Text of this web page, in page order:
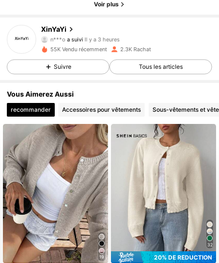
Voir plus
XinYaYi
n***o a suivi Il y a 3 heures
d***o est en train de naviguer
4.64 1.1K Suiveurs
4.64 1.1K Suiveurs
4.64 1.1K Suiveurs
4.64 1.1K Suiveurs
55K Vendu récemment 2.3K Rachat
Suivre Tous les articles
Vous Aimerez Aussi
recommander Accessoires pour vêtements Sous-vêtements et
19
32
20% DE RÉDUCTION